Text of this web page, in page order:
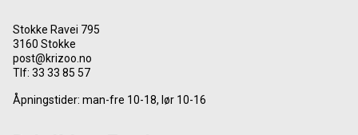
Stokke Ravei 795
3160 Stokke
post@krizoo.no
Tlf: 33 33 85 57
Åpningstider: man-fre 10-18, lør 10-16